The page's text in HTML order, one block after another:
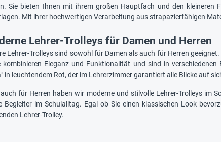
Sie bieten Ihnen mit ihrem großen Hauptfach und den kleineren
Mit ihrer hochwertigen Verarbeitung aus strapazierfähigen
Lehrer-Trolleys für Damen und Herren
Lehrer-Trolleys sind sowohl für Damen als auch für Herren
kombinieren Eleganz und Funktionalität und sind in
in leuchtendem Rot, der im Lehrerzimmer garantiert alle Blicke auf
für Herren haben wir moderne und stilvolle Lehrer-Trolleys im
Begleiter im Schulalltag. Egal ob Sie einen klassischen Look
Lehrer-Trolley.